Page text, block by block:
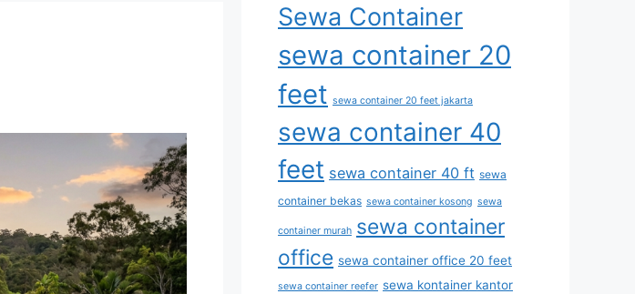
Sewa Container
sewa container 20
feet sewa container 20 feet jakarta
sewa container 40
feet sewa container 40 ft sewa
container bekas sewa container kosong sewa
container murah sewa container
office sewa container office 20 feet
sewa container reefer sewa kontainer kantor